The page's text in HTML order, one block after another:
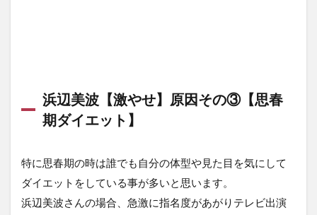
浜辺美波【激やせ】原因その③【思春
期ダイエット】
特に思春期の時は誰でも自分の体型や見た目を気にして
ダイエットをしている事が多いと思います。
浜辺美波さんの場合、急激に指名度があがりテレビ出演